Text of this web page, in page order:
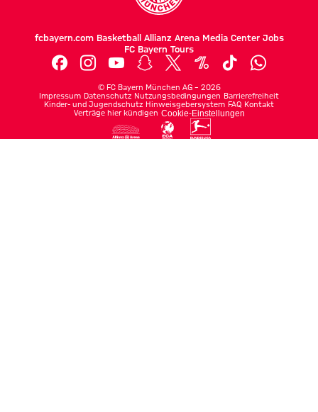
fcbayern.com Basketball Allianz Arena Media Center Jobs
FC Bayern Tours
© FC Bayern München AG – 2026
Impressum Datenschutz Nutzungsbedingungen Barrierefreiheit
Kinder- und Jugendschutz Hinweisgebersystem FAQ Kontakt
Verträge hier kündigen Cookie-Einstellungen